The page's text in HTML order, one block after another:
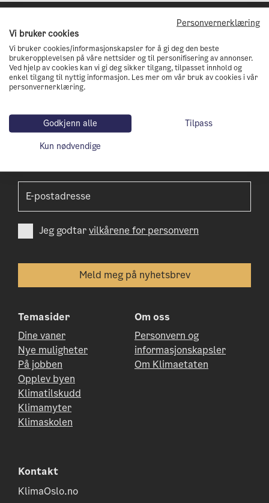
Abonnèr på vårt nyhetsbrev!
Få tips og nyheter på veien til å bli en
Jeg godtarvilkårene for personvern
Temasider
Dine vaner
Nye muligheter
På jobben
Opplev byen
Klimatilskudd
Klimamyter
Klimaskolen
Om oss
Personvern og
informasjonskapsler
Om Klimaetaten
Kontakt
KlimaOslo.no
Personvernerklæring
Vi bruker cookies
Vi bruker cookies/informasjonskapsler for å gi deg den beste
brukeropplevelsen på våre nettsider og til personifisering av annonser.
Ved hjelp av cookies kan vi gi deg sikker tilgang, tilpasset innhold og
enkel tilgang til nyttig informasjon. Les mer om vår bruk av cookies i vår
personvernerklæring.
Godkjenn alle
Tilpass
Kun nødvendige